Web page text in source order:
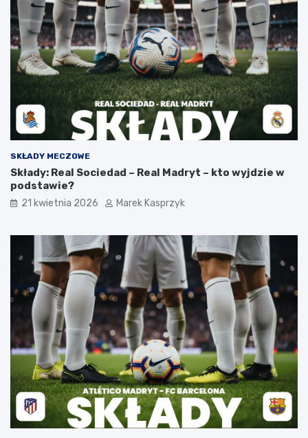
SKŁADY MECZOWE
Składy: Real Sociedad – Real Madryt – kto wyjdzie w
podstawie?
21 kwietnia 2026 Marek Kasprzyk